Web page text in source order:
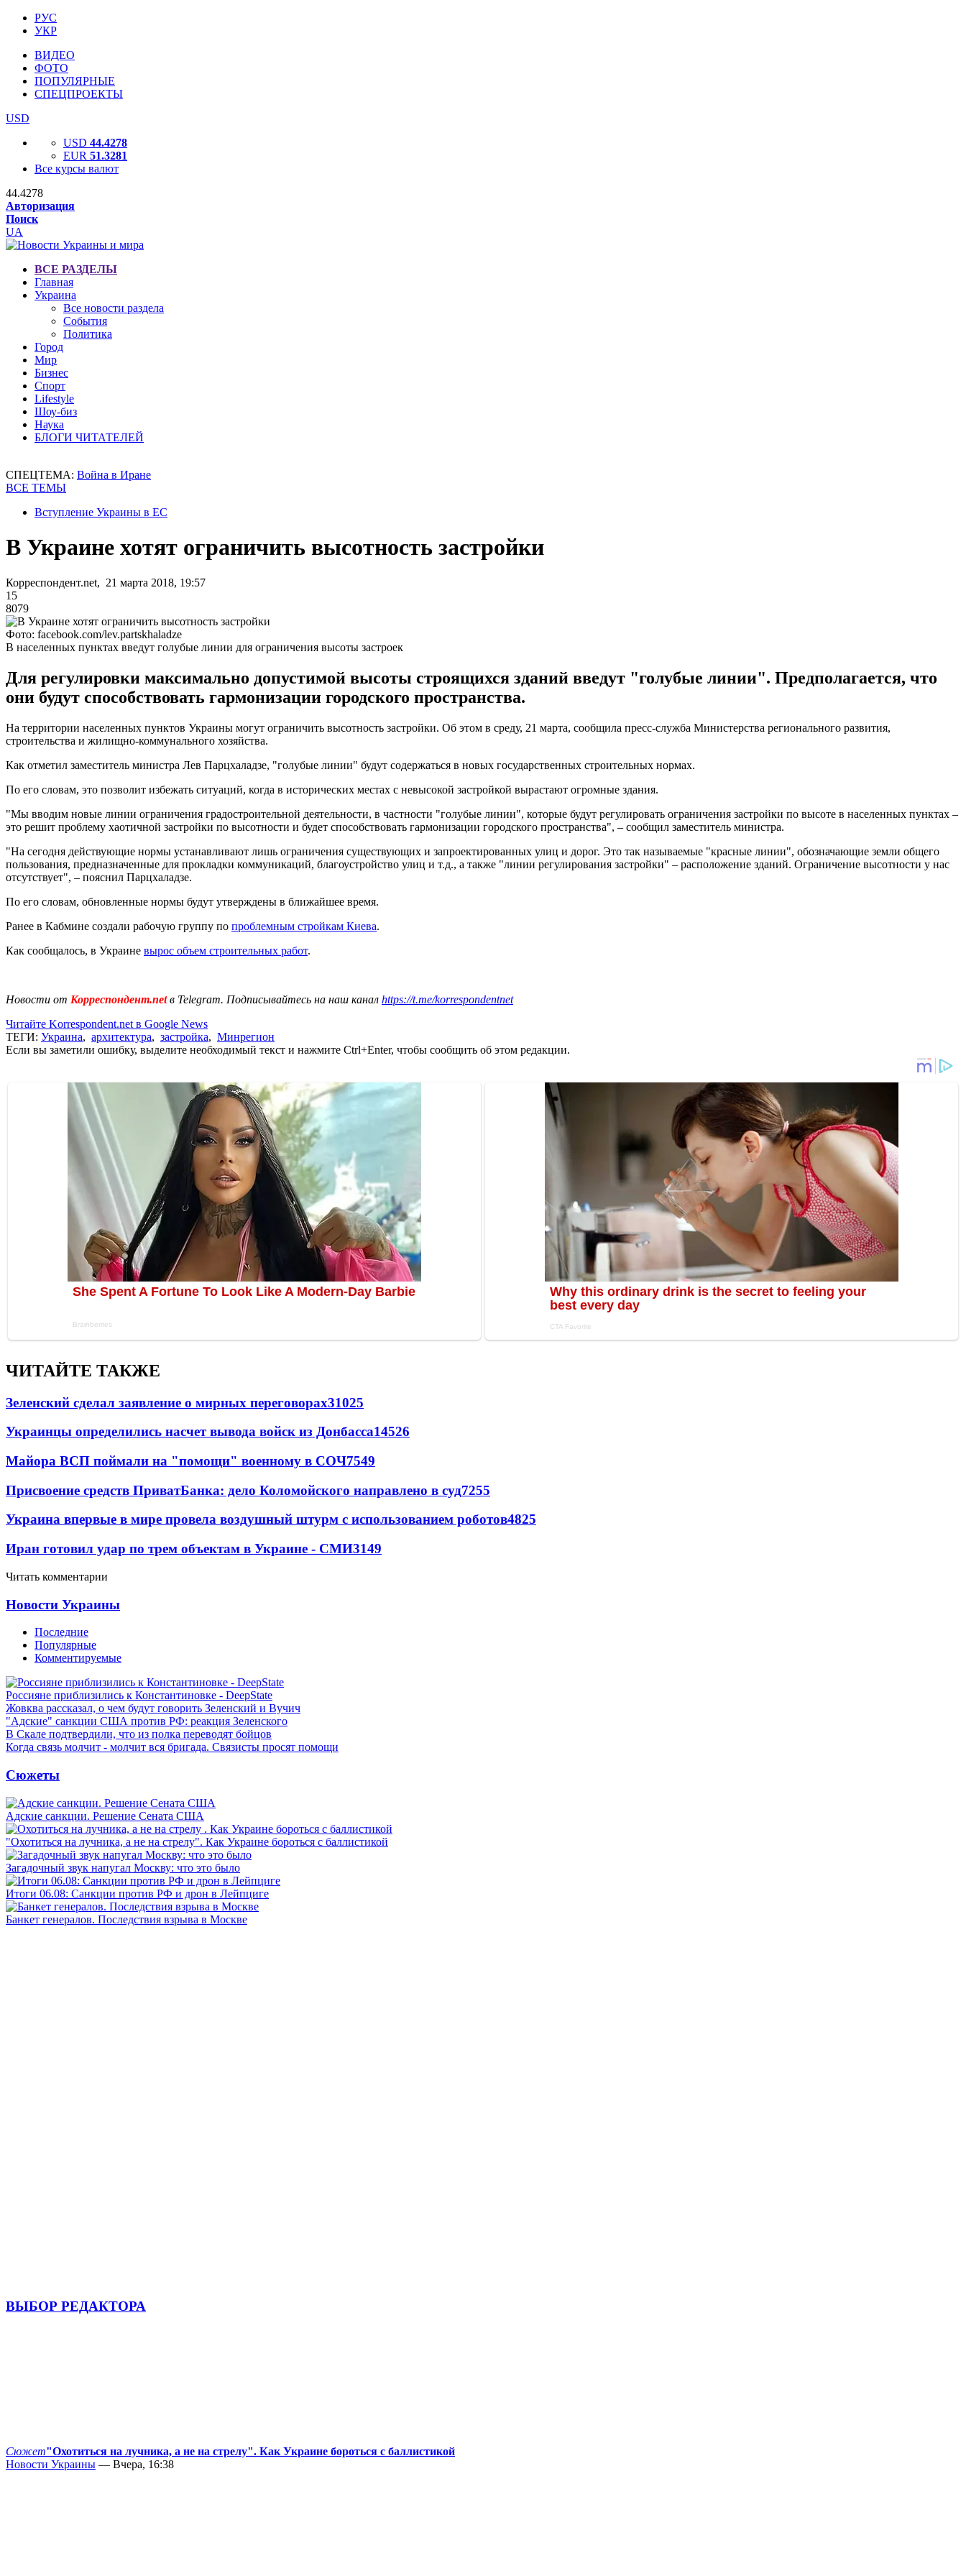
РУС
УКР
ВИДЕО
ФОТО
ПОПУЛЯРНЫЕ
СПЕЦПРОЕКТЫ
USD
USD 44.4278
EUR 51.3281
Все курсы валют
44.4278
Авторизация
Поиск
UA
ВСЕ РАЗДЕЛЫ
Главная
Украина
Все новости раздела
События
Политика
Город
Мир
Бизнес
Спорт
Lifestyle
Шоу-биз
Наука
БЛОГИ ЧИТАТЕЛЕЙ
СПЕЦТЕМА: Война в Иране
ВСЕ ТЕМЫ
Вступление Украины в ЕС
В Украине хотят ограничить высотность застройки
Корреспондент.net, 21 марта 2018, 19:57
15
8079
Фото: facebook.com/lev.partskhaladze
В населенных пунктах введут голубые линии для ограничения высоты застроек
Для регулировки максимально допустимой высоты строящихся зданий введут "голубые линии". Предполагается, что
они будут способствовать гармонизации городского пространства.
На территории населенных пунктов Украины могут ограничить высотность застройки. Об этом в среду, 21 марта, сообщила пресс-служба Министерства регионального развития,
строительства и жилищно-коммунального хозяйства.
Как отметил заместитель министра Лев Парцхаладзе, "голубые линии" будут содержаться в новых государственных строительных нормах.
По его словам, это позволит избежать ситуаций, когда в исторических местах с невысокой застройкой вырастают огромные здания.
"Мы вводим новые линии ограничения градостроительной деятельности, в частности "голубые линии", которые будут регулировать ограничения застройки по высоте в населенных пунктах –
это решит проблему хаотичной застройки по высотности и будет способствовать гармонизации городского пространства", – сообщил заместитель министра.
"На сегодня действующие нормы устанавливают лишь ограничения существующих и запроектированных улиц и дорог. Это так называемые "красные линии", обозначающие земли общего
пользования, предназначенные для прокладки коммуникаций, благоустройство улиц и т.д., а также "линии регулирования застройки" – расположение зданий. Ограничение высотности у нас
отсутствует", – пояснил Парцхаладзе.
По его словам, обновленные нормы будут утверждены в ближайшее время.
Ранее в Кабмине создали рабочую группу по проблемным стройкам Киева.
Как сообщалось, в Украине вырос объем строительных работ.
Новости от Корреспондент.netв Telegram. Подписывайтесь на наш канал https://t.me/korrespondentnet
Читайте Korrespondent.net в Google News
ТЕГИ: Украина, архитектура, застройка, Минрегион
Если вы заметили ошибку, выделите необходимый текст и нажмите Ctrl+Enter, чтобы сообщить об этом редакции.
ЧИТАЙТЕ ТАКЖЕ
Зеленский сделал заявление о мирных переговорах31025
Украинцы определились насчет вывода войск из Донбасса14526
Майора ВСП поймали на "помощи" военному в СОЧ7549
Присвоение средств ПриватБанка: дело Коломойского направлено в суд7255
Украина впервые в мире провела воздушный штурм с использованием роботов4825
Иран готовил удар по трем объектам в Украине - СМИ3149
Читать комментарии
Новости Украины
Последние
Популярные
Комментируемые
Россияне приблизились к Константиновке - DeepState
Жовква рассказал, о чем будут говорить Зеленский и Вучич
"Адские" санкции США против РФ: реакция Зеленского
В Скале подтвердили, что из полка переводят бойцов
Когда связь молчит - молчит вся бригада. Связисты просят помощи
Сюжеты
Адские санкции. Решение Сената США
"Охотиться на лучника, а не на стрелу". Как Украине бороться с баллистикой
Загадочный звук напугал Москву: что это было
Итоги 06.08: Санкции против РФ и дрон в Лейпциге
Банкет генералов. Последствия взрыва в Москве
ВЫБОР РЕДАКТОРА
Сюжет"Охотиться на лучника, а не на стрелу". Как Украине бороться с баллистикой
Новости Украины — Вчера, 16:38